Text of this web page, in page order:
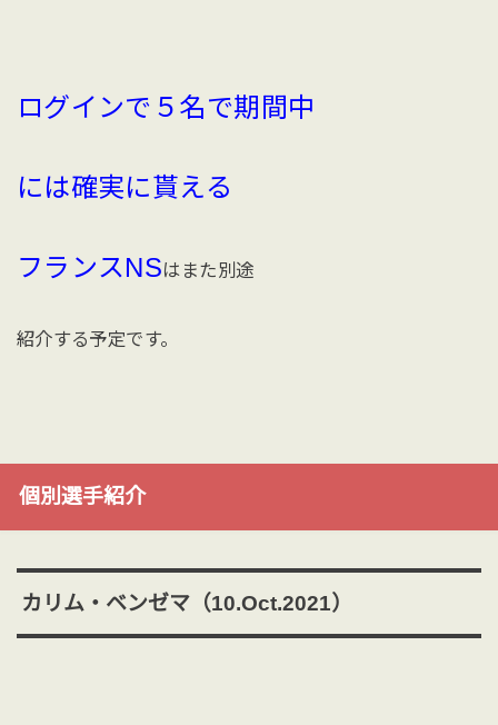
ログインで５名で期間中
には確実に貰える
フランスNSはまた別途
紹介する予定です。
個別選手紹介
カリム・ベンゼマ（10.Oct.2021）